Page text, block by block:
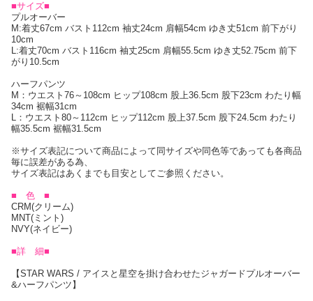
■サイズ■
プルオーバー
M:着丈67cm バスト112cm 袖丈24cm 肩幅54cm ゆき丈51cm 前下がり
10cm
L:着丈70cm バスト116cm 袖丈25cm 肩幅55.5cm ゆき丈52.75cm 前下
がり10.5cm
ハーフパンツ
M：ウエスト76～108cm ヒップ108cm 股上36.5cm 股下23cm わたり幅
34cm 裾幅31cm
L：ウエスト80～112cm ヒップ112cm 股上37.5cm 股下24.5cm わたり
幅35.5cm 裾幅31.5cm
※サイズ表記について商品によって同サイズや同色等であっても各商品
毎に誤差がある為、
サイズ表記はあくまでも目安としてご参照ください。
■ 色 ■
CRM(クリーム)
MNT(ミント)
NVY(ネイビー)
■詳 細■
【STAR WARS / アイスと星空を掛け合わせたジャガードプルオーバー
&ハーフパンツ】